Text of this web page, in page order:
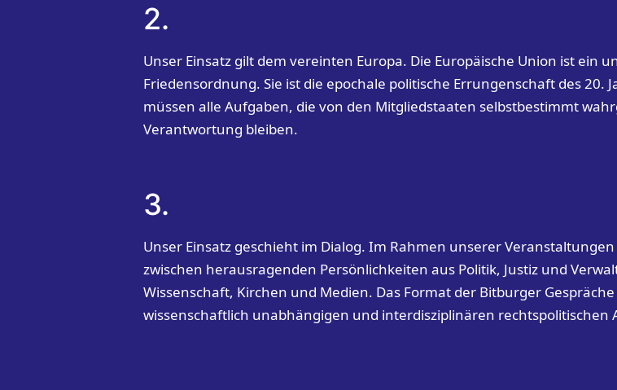
2.
Unser Einsatz gilt dem vereinten Europa. Die Europäische Union ist ein
Friedensordnung. Sie ist die epochale politische Errungenschaft des
müssen alle Aufgaben, die von den Mitgliedstaaten selbstbestimmt
Verantwortung bleiben.
3.
Unser Einsatz geschieht im Dialog. Im Rahmen unserer
zwischen herausragenden Persönlichkeiten aus Politik, Justiz und
Wissenschaft, Kirchen und Medien. Das Format der Bitburger
wissenschaftlich unabhängigen und interdisziplinären rechtspolitischen